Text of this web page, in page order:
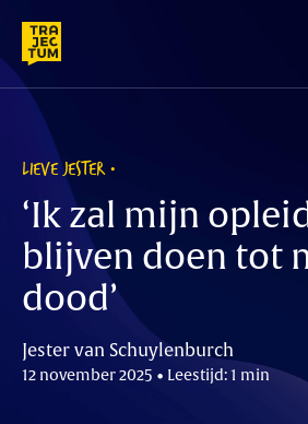
content
LIEVE JESTER
‘Ik zal mijn
blijven doen tot
dood’
Jester van Schuylenburch
12 november 2025 • Leestijd: 1 min